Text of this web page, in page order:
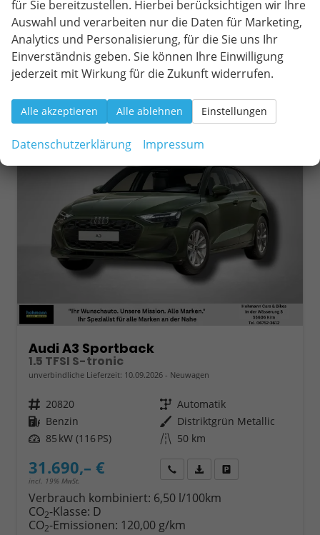
31.690,– €
incl. 19% MwSt.
Wir rufen Sie an
Fahrzeugexposé (PDF)
Fahrzeug parken
Verbrauch kombiniert:6,50 l/100km
CO2-Klasse: D
2-Emissionen: 120,00 g/km
ab 289,– € mtl.
Audi A3 Sportback
1.5 TFSI S-tronic
unverbindliche Lieferzeit: 10.09.2026 Neuwagen
Fahrzeugnr. 20820 Getriebe Automatik
Kraftstoff Benzin Außenfarbe Distriktgrün Metallic
Leistung 85 kW (116 PS) Kilometerstand 50 km
31.690,– €
incl. 19% MwSt.
Wir rufen Sie anFahrzeugexposé (PDF)
Verbrauch kombiniert: 6,50 l/100km
CO2-Klasse: D
CO2-Emissionen: 120,00 g/km
für Sie bereitzustellen. Hierbei berücksichtigen wir Ihre
Auswahl und verarbeiten nur die Daten für Marketing,
Analytics und Personalisierung, für die Sie uns Ihr
Einverständnis geben. Sie können Ihre Einwilligung
jederzeit mit Wirkung für die Zukunft widerrufen.
Alle akzeptieren Alle ablehnen Einstellungen
Datenschutzerklärung Impressum